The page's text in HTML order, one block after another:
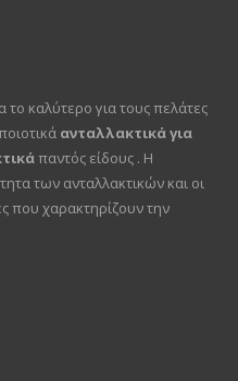
καλύτερο για τους πελάτες
ανταλλακτικά για
παντός είδους . Η
των ανταλλακτικών και οι
που χαρακτηρίζουν την